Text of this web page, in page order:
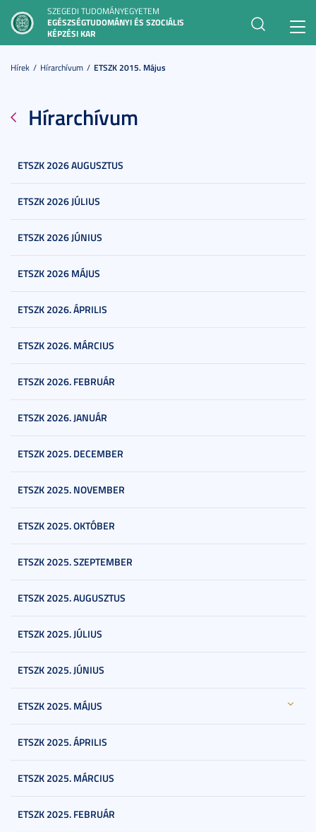
SZEGEDI TUDOMÁNYEGYETEM
EGÉSZSÉGTUDOMÁNYI ÉS SZOCIÁLIS
KÉPZÉSI KAR
Hírek Hírarchívum ETSZK 2015. Május
Hírarchívum
ETSZK 2026 AUGUSZTUS
ETSZK 2026 JÚLIUS
ETSZK 2026 JÚNIUS
ETSZK 2026 MÁJUS
ETSZK 2026. ÁPRILIS
ETSZK 2026. MÁRCIUS
ETSZK 2026. FEBRUÁR
ETSZK 2026. JANUÁR
ETSZK 2025. DECEMBER
ETSZK 2025. NOVEMBER
ETSZK 2025. OKTÓBER
ETSZK 2025. SZEPTEMBER
ETSZK 2025. AUGUSZTUS
ETSZK 2025. JÚLIUS
ETSZK 2025. JÚNIUS
ETSZK 2025. MÁJUS
ETSZK 2025. ÁPRILIS
ETSZK 2025. MÁRCIUS
ETSZK 2025. FEBRUÁR